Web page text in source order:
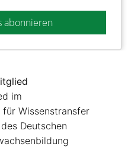
abonnieren
im
für Wissenstransfer
Deutschen